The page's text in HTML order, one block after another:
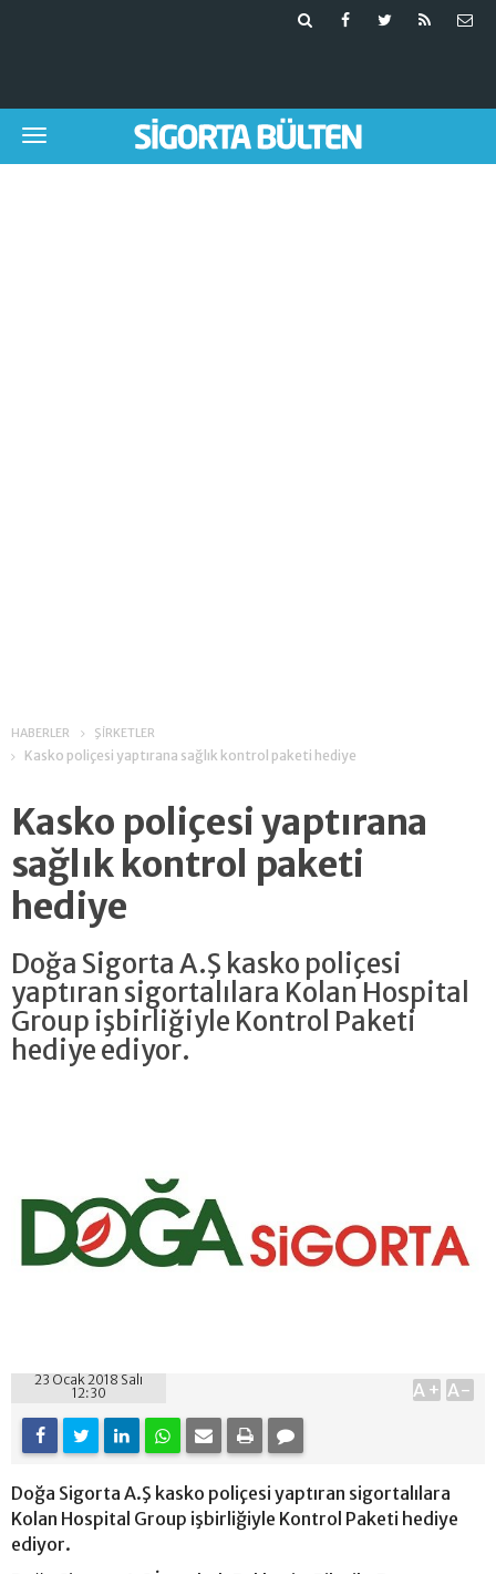
HABERLER ŞİRKETLER
Kasko poliçesi yaptırana sağlık kontrol paketi hediye
Kasko poliçesi yaptırana
sağlık kontrol paketi
hediye
Doğa Sigorta A.Ş kasko poliçesi
yaptıran sigortalılara Kolan Hospital
Group işbirliğiyle Kontrol Paketi
hediye ediyor.
23 Ocak 2018 Salı
12:30
A+ A-
Doğa Sigorta A.Ş kasko poliçesi yaptıran sigortalılara
Kolan Hospital Group işbirliğiyle Kontrol Paketi hediye
ediyor.